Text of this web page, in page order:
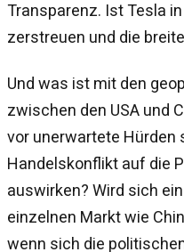
Transparenz. Ist Tesla
zerstreuen und die
Und was ist mit den
zwischen den USA und
vor unerwartete Hürden
Handelskonflikt auf die
auswirken? Wird sich
einzelnen Markt wie
wenn sich die